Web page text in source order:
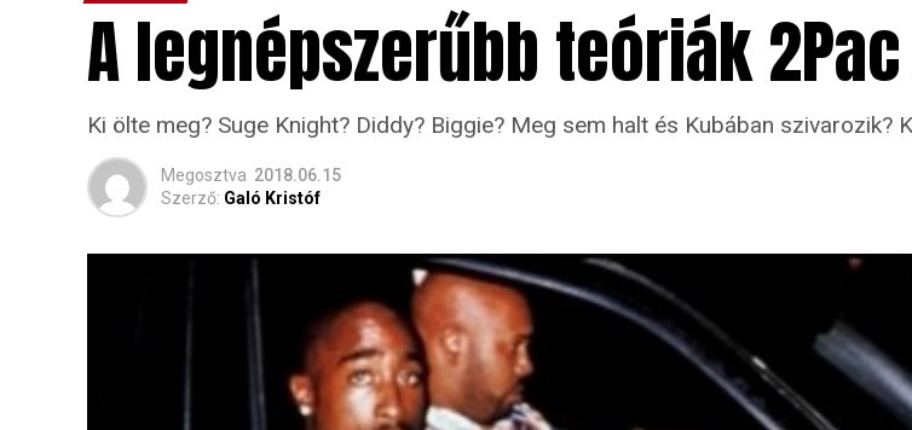
A legnépszerűbb teóriák
Ki ölte meg? Suge Knight? Diddy? Biggie? Meg sem halt és Kubában szivarozik?
Megosztva 2018.06.15
Szerző: Galó Kristóf